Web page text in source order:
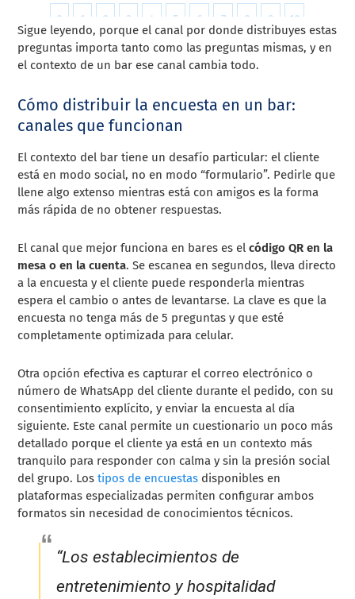
Sigue leyendo, porque el canal por donde distribuyes estas
preguntas importa tanto como las preguntas mismas, y en
el contexto de un bar ese canal cambia todo.
Cómo distribuir la encuesta en un bar:
canales que funcionan
El contexto del bar tiene un desafío particular: el cliente
está en modo social, no en modo “formulario”. Pedirle que
llene algo extenso mientras está con amigos es la forma
más rápida de no obtener respuestas.
El canal que mejor funciona en bares es elcódigo QR en la
mesa o en la cuenta. Se escanea en segundos, lleva directo
a la encuesta y el cliente puede responderla mientras
espera el cambio o antes de levantarse. La clave es que la
encuesta no tenga más de 5 preguntas y que esté
completamente optimizada para celular.
Otra opción efectiva es capturar el correo electrónico o
número de WhatsApp del cliente durante el pedido, con su
consentimiento explícito, y enviar la encuesta al día
siguiente. Este canal permite un cuestionario un poco más
detallado porque el cliente ya está en un contexto más
tranquilo para responder con calma y sin la presión social
del grupo. Lostipos de encuestas disponibles en
plataformas especializadas permiten configurar ambos
formatos sin necesidad de conocimientos técnicos.
“Los establecimientos de
entretenimiento y hospitalidad